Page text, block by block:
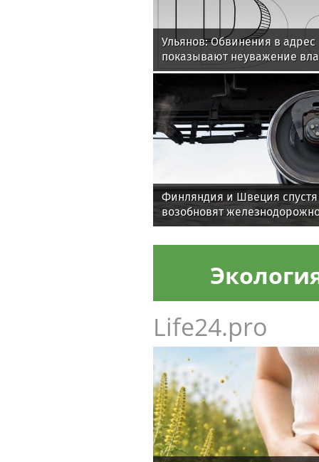
Ульянов: Обвинения в адрес
показывают неуважение
народу
Финляндия и Швеция спустя
возобновят
Life24.pro